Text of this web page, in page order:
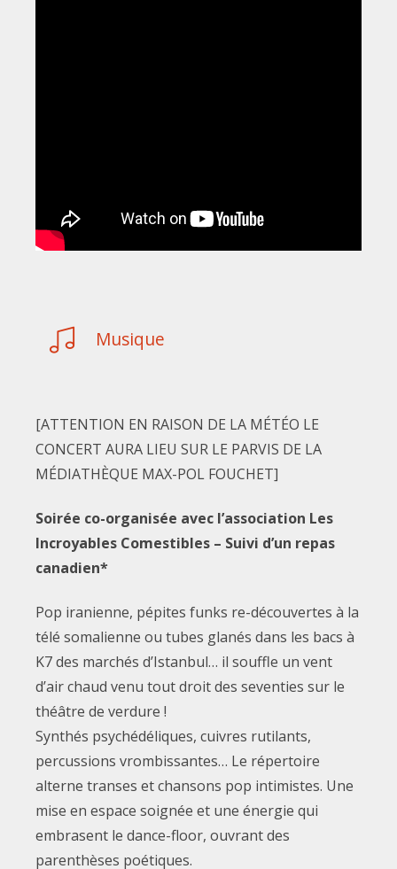
Musique
[ATTENTION EN RAISON DE LA MÉTÉO LE
CONCERT AURA LIEU SUR LE PARVIS DE LA
MÉDIATHÈQUE MAX-POL FOUCHET]
Soirée co-organisée avec l’association Les
Incroyables Comestibles – Suivi d’un repas
canadien*
Pop iranienne, pépites funks re-découvertes à la
télé somalienne ou tubes glanés dans les bacs à
K7 des marchés d’Istanbul… il souffle un vent
d’air chaud venu tout droit des seventies sur le
théâtre de verdure !
Synthés psychédéliques, cuivres rutilants,
percussions vrombissantes… Le répertoire
alterne transes et chansons pop intimistes. Une
mise en espace soignée et une énergie qui
embrasent le dance-floor, ouvrant des
parenthèses poétiques.